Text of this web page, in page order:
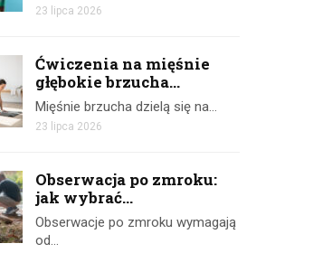
23 lipca 2026
Ćwiczenia na mięśnie
głębokie brzucha...
Mięśnie brzucha dzielą się na…
23 lipca 2026
Obserwacja po zmroku:
jak wybrać...
Obserwacje po zmroku wymagają
od…